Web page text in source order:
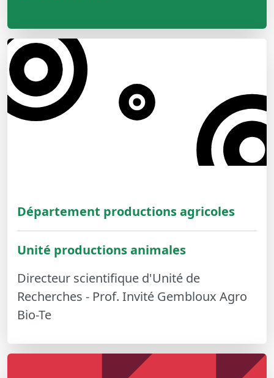
Département productions agricoles
Unité productions animales
Directeur scientifique d'Unité de
Recherches - Prof. Invité Gembloux Agro
Bio-Te